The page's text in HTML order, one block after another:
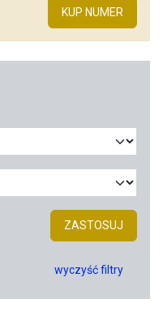
KUP NUMER
ZASTOSUJ
wyczyść filtry